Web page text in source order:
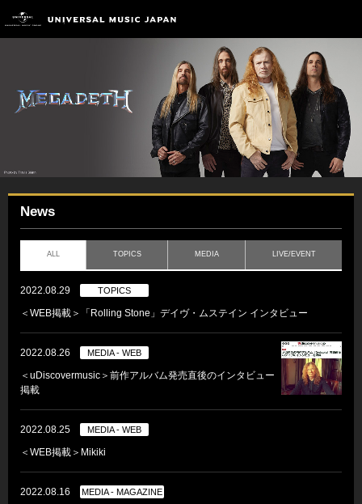
News
ALL TOPICS MEDIA LIVE/EVENT
2022.08.29 TOPICS
＜WEB掲載＞「Rolling Stone」デイヴ・ムステイン インタビュー
2022.08.26 MEDIA - WEB
＜uDiscovermusic＞前作アルバム発売直後のインタビュー
掲載
2022.08.25 MEDIA - WEB
＜WEB掲載＞Mikiki
2022.08.16 MEDIA - MAGAZINE